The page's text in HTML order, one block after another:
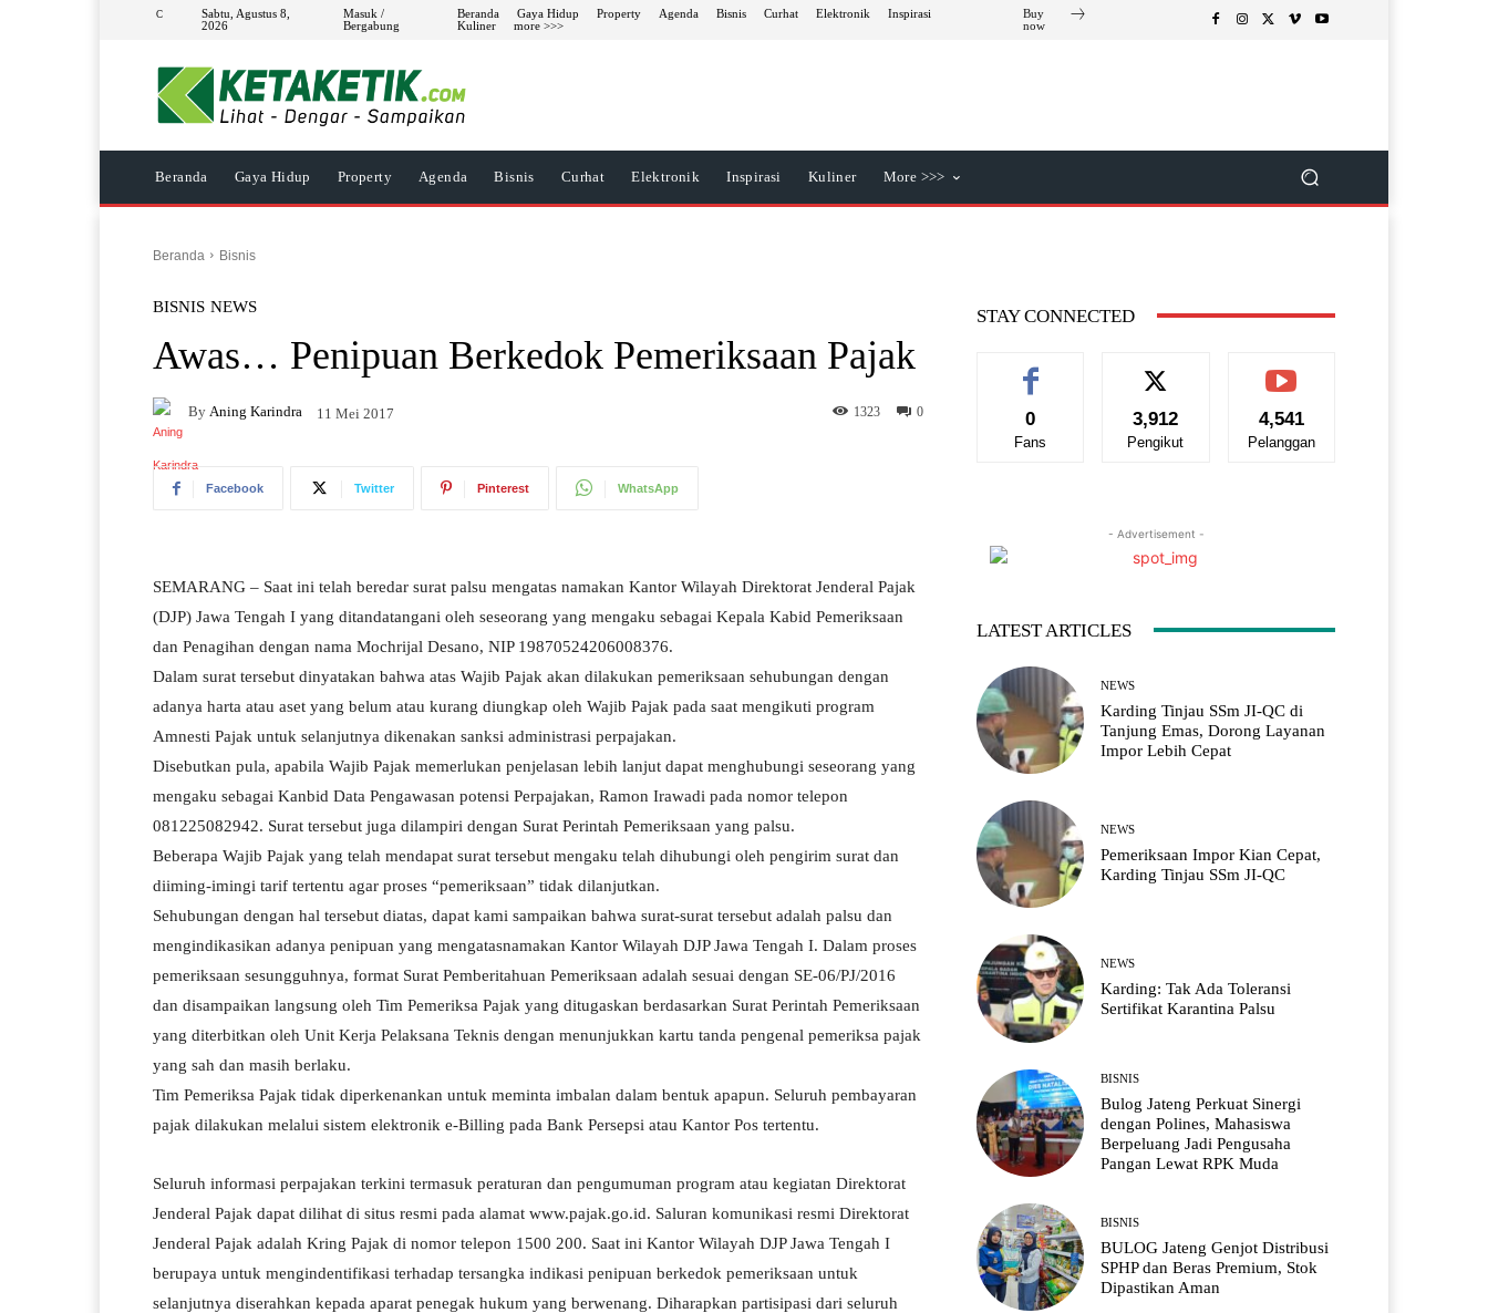
C
Sabtu, Agustus 8,
2026
Masuk /
Bergabung
Beranda Gaya Hidup Property Agenda Bisnis Curhat Elektronik
Inspirasi
Kuliner
more >>>
Buy
now
Beranda Gaya Hidup Property Agenda Bisnis Curhat Elektronik Inspirasi Kuliner More >>>
Beranda Bisnis
BISNIS NEWS
Awas… Penipuan Berkedok Pemeriksaan Pajak
By Aning Karindra 11 Mei 2017 0
1323
Facebook Twitter Pinterest WhatsApp
SEMARANG – Saat ini telah beredar surat palsu mengatas namakan Kantor Wilayah Direktorat Jenderal Pajak
(DJP) Jawa Tengah I yang ditandatangani oleh seseorang yang mengaku sebagai Kepala Kabid Pemeriksaan
dan Penagihan dengan nama Mochrijal Desano, NIP 19870524206008376.
Dalam surat tersebut dinyatakan bahwa atas Wajib Pajak akan dilakukan pemeriksaan sehubungan dengan
adanya harta atau aset yang belum atau kurang diungkap oleh Wajib Pajak pada saat mengikuti program
Amnesti Pajak untuk selanjutnya dikenakan sanksi administrasi perpajakan.
Disebutkan pula, apabila Wajib Pajak memerlukan penjelasan lebih lanjut dapat menghubungi seseorang yang
mengaku sebagai Kanbid Data Pengawasan potensi Perpajakan, Ramon Irawadi pada nomor telepon
081225082942. Surat tersebut juga dilampiri dengan Surat Perintah Pemeriksaan yang palsu.
Beberapa Wajib Pajak yang telah mendapat surat tersebut mengaku telah dihubungi oleh pengirim surat dan
diiming-imingi tarif tertentu agar proses “pemeriksaan” tidak dilanjutkan.
Sehubungan dengan hal tersebut diatas, dapat kami sampaikan bahwa surat-surat tersebut adalah palsu dan
mengindikasikan adanya penipuan yang mengatasnamakan Kantor Wilayah DJP Jawa Tengah I. Dalam proses
pemeriksaan sesungguhnya, format Surat Pemberitahuan Pemeriksaan adalah sesuai dengan SE-06/PJ/2016
dan disampaikan langsung oleh Tim Pemeriksa Pajak yang ditugaskan berdasarkan Surat Perintah Pemeriksaan
yang diterbitkan oleh Unit Kerja Pelaksana Teknis dengan menunjukkan kartu tanda pengenal pemeriksa pajak
yang sah dan masih berlaku.
Tim Pemeriksa Pajak tidak diperkenankan untuk meminta imbalan dalam bentuk apapun. Seluruh pembayaran
pajak dilakukan melalui sistem elektronik e-Billing pada Bank Persepsi atau Kantor Pos tertentu.
Seluruh informasi perpajakan terkini termasuk peraturan dan pengumuman program atau kegiatan Direktorat
Jenderal Pajak dapat dilihat di situs resmi pada alamat www.pajak.go.id. Saluran komunikasi resmi Direktorat
Jenderal Pajak adalah Kring Pajak di nomor telepon 1500 200. Saat ini Kantor Wilayah DJP Jawa Tengah I
berupaya untuk mengindentifikasi terhadap tersangka indikasi penipuan berkedok pemeriksaan untuk
selanjutnya diserahkan kepada aparat penegak hukum yang berwenang. Diharapkan partisipasi dari seluruh
STAY CONNECTED
0
Fans
3,912
Pengikut
4,541
Pelanggan
- Advertisement -
LATEST ARTICLES
NEWS
Karding Tinjau SSm JI-QC di
Tanjung Emas, Dorong Layanan
Impor Lebih Cepat
NEWS
Pemeriksaan Impor Kian Cepat,
Karding Tinjau SSm JI-QC
NEWS
Karding: Tak Ada Toleransi
Sertifikat Karantina Palsu
BISNIS
Bulog Jateng Perkuat Sinergi
dengan Polines, Mahasiswa
Berpeluang Jadi Pengusaha
Pangan Lewat RPK Muda
BISNIS
BULOG Jateng Genjot Distribusi
SPHP dan Beras Premium, Stok
Dipastikan Aman